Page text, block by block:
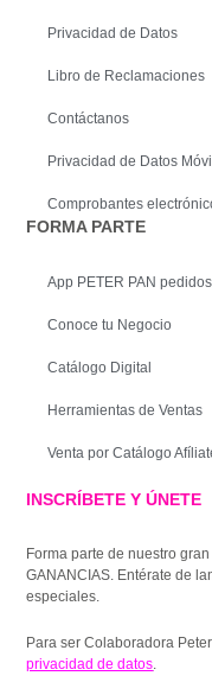
Privacidad de Datos
Libro de Reclamaciones
Contáctanos
Privacidad de Datos
Comprobantes
FORMA PARTE
App PETER PAN pedidos
Conoce tu Negocio
Catálogo Digital
Herramientas de Ventas
Venta por Catálogo
INSCRÍBETE Y ÚNETE
Forma parte de nuestro
GANANCIAS. Entérate de
especiales.
Para ser Colaboradora
privacidad de datos.